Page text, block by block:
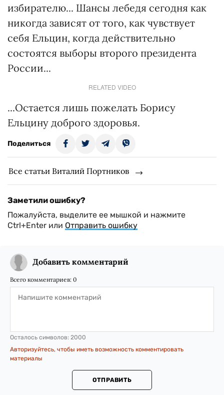
избирателю... Шансы лебедя сегодня как
никогда зависят от того, как чувствует
себя Ельцин, когда действительно
состоятся выборы второго президента
России...
RELATED VIDEO
...Остается лишь пожелать Борису
Ельцину доброго здоровья.
Поделиться
Все статьи Виталий Портников
Заметили ошибку?
Пожалуйста, выделите ее мышкой и нажмите
Ctrl+Enter или Отправить ошибку
Добавить комментарий
Всего комментариев: 0
Осталось символов: 2000
Авторизуйтесь, чтобы иметь возможность комментировать
материалы
ОТПРАВИТЬ